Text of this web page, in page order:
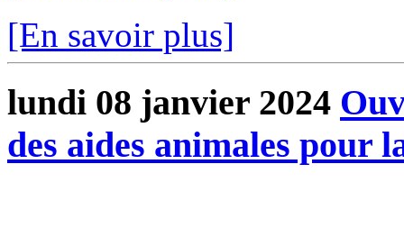
[En savoir plus]
lundi 08 janvier 2024
des aides animales pour